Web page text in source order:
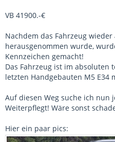
VB 41900.-€
Nachdem das Fahrzeug
herausgenommen wurde,
Kennzeichen gemacht!
Das Fahrzeug ist im absoluten
letzten Handgebauten M5 E34
Auf diesen Weg suche ich nun
Weiterpflegt! Wäre sonst
Hier ein paar pics: